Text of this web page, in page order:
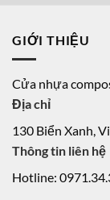
GIỚI THIỆU
Cửa nhựa
Địa chỉ
130 Biển Xanh,
Thông tin liên hệ
Hotline: